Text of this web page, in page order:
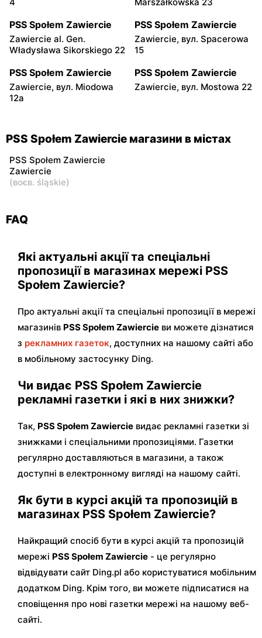
PSS Społem Zawiercie
Zawiercie al. Gen.
Władysława Sikorskiego 22
PSS Społem Zawiercie
Zawiercie, вул. Spacerowa
15
PSS Społem Zawiercie
Zawiercie, вул. Miodowa
12a
PSS Społem Zawiercie
Zawiercie, вул. Mostowa 22
PSS Społem Zawiercie магазини в містах
PSS Społem Zawiercie
Zawiercie
(воєв. śląskie)
FAQ
Які актуальні акції та спеціальні
пропозиції в магазинах мережі PSS
Społem Zawiercie?
Про актуальні акції та спеціальні пропозиції в мережі
магазинів PSS Społem Zawiercie ви можете дізнатися
з рекламних газеток, доступних на нашому сайті або
в мобільному застосунку Ding.
Чи видає PSS Społem Zawiercie
рекламні газетки і які в них знижки?
Так, PSS Społem Zawiercie видає рекламні газетки зі
знижками і спеціальними пропозиціями. Газетки
регулярно доставляються в магазини, а також
доступні в електронному вигляді на нашому сайті.
Як бути в курсі акцій та пропозицій в
магазинах PSS Społem Zawiercie?
Найкращий спосіб бути в курсі акцій та пропозицій
мережі PSS Społem Zawiercie - це регулярно
відвідувати сайт Ding.pl або користуватися мобільним
додатком Ding. Крім того, ви можете підписатися на
сповіщення про нові газетки мережі на нашому веб-
сайті.